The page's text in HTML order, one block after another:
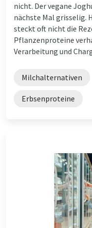
nicht. Der vegane
nächste Mal grisselig.
steckt oft nicht die
Pflanzenproteine
Verarbeitung und
Milchalternativen
Erbsenproteine